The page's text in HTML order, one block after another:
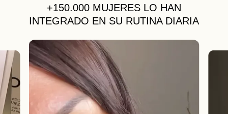
+150.000 MUJERES LO HAN
INTEGRADO EN SU RUTINA DIARIA